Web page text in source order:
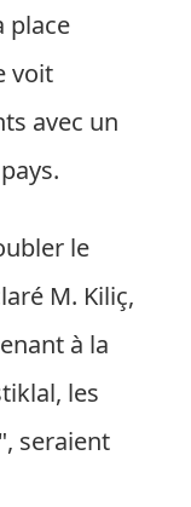
place
voit
avec un
le
M. Kiliç,
à la
les
seraient